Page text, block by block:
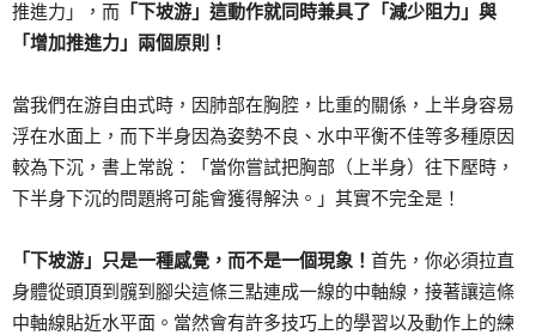
推進力」，而 「下坡游」這動作就同時兼具了「減少阻力」與
「增加推進力」兩個原則！
當我們在游自由式時，因肺部在胸腔，比重的關係，上半身容易
浮在水面上，而下半身因為姿勢不良、水中平衡不佳等多種原因
較為下沉，書上常說：「當你嘗試把胸部（上半身）往下壓時，
下半身下沉的問題將可能會獲得解決。」其實不完全是！
「下坡游」只是一種感覺，而不是一個現象！ 首先，你必須拉直
身體從頭頂到髖到腳尖這條三點連成一線的中軸線，接著讓這條
中軸線貼近水平面。當然會有許多技巧上的學習以及動作上的練